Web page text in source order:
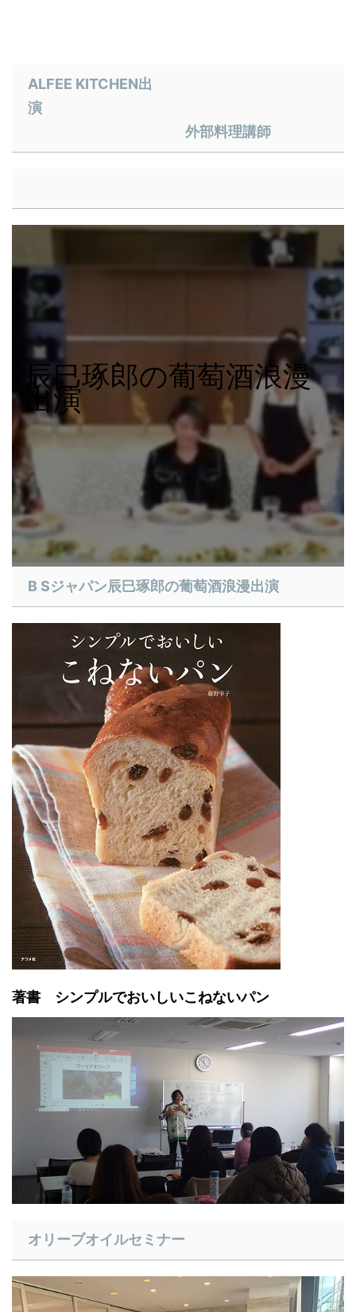
​ALFEE KITCHEN出
演
外部料理講師
辰巳琢郎の葡萄酒浪漫
出演
​B Sジャパン辰巳琢郎の葡萄酒浪漫出演
著書 シンプルでおいしいこねないパン
​オリーブオイルセミナー